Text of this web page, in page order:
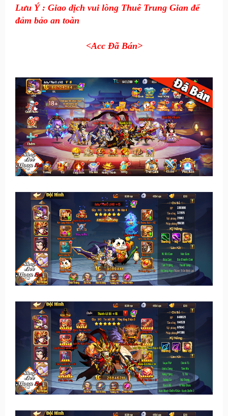
Lưu Ý : Giao dịch vui lòng Thuê Trung Gian để
đảm bảo an toàn
<Acc Đã Bán>